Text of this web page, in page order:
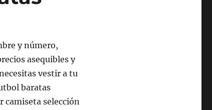
y número,
asequibles y
vestir a tu
baratas
camiseta selección